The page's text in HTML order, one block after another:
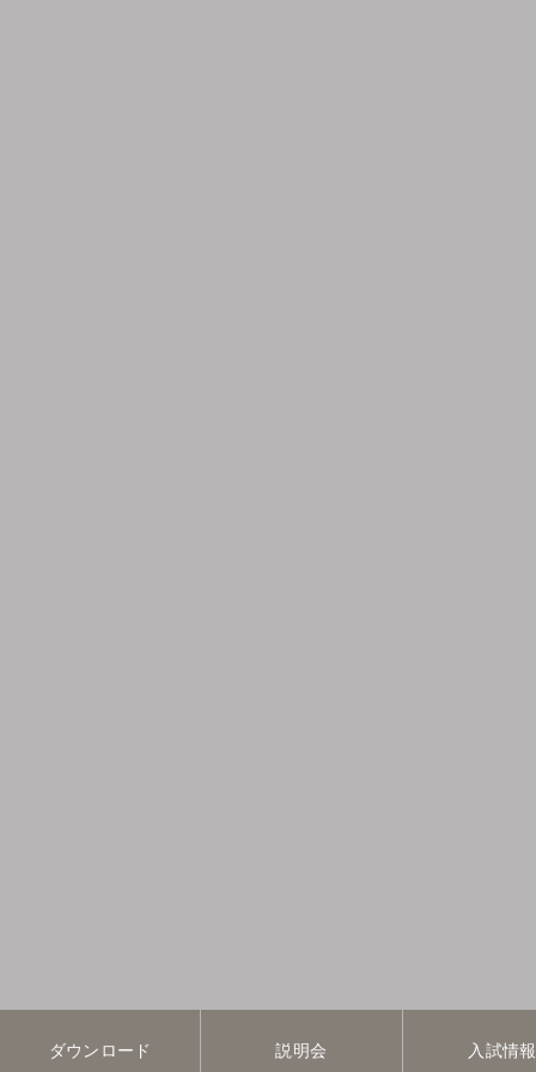
ダウンロード 説明会 入試情報